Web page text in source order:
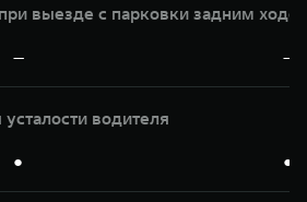
выезде с парковки задним
— —
водителя
● ●